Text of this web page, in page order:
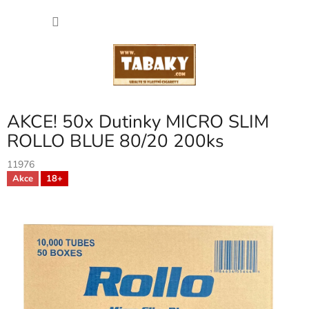
AKCE! 50x Dutinky MICRO SLIM
ROLLO BLUE 80/20 200ks
11976
Akce 18+